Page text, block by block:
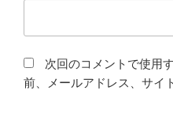
次回のコメントで使用
前、メールアドレス、サイ